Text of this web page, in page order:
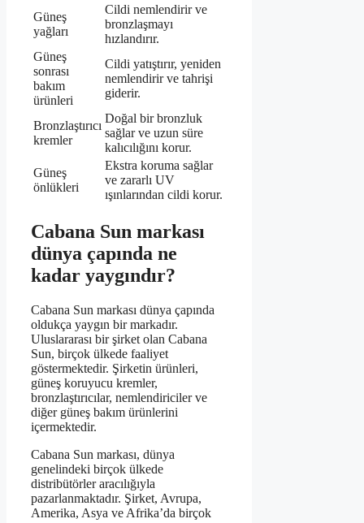
Güneş
yağları
Cildi nemlendirir ve
bronzlaşmayı
hızlandırır.
Güneş
sonrası
bakım
ürünleri
Cildi yatıştırır, yeniden
nemlendirir ve tahrişi
giderir.
Bronzlaştırıcı
kremler
Doğal bir bronzluk
sağlar ve uzun süre
kalıcılığını korur.
Güneş
önlükleri
Ekstra koruma sağlar
ve zararlı UV
ışınlarından cildi korur.
Cabana Sun markası
dünya çapında ne
kadar yaygındır?
Cabana Sun markası dünya çapında
oldukça yaygın bir markadır.
Uluslararası bir şirket olan Cabana
Sun, birçok ülkede faaliyet
göstermektedir. Şirketin ürünleri,
güneş koruyucu kremler,
bronzlaştırıcılar, nemlendiriciler ve
diğer güneş bakım ürünlerini
içermektedir.
Cabana Sun markası, dünya
genelindeki birçok ülkede
distribütörler aracılığıyla
pazarlanmaktadır. Şirket, Avrupa,
Amerika, Asya ve Afrika’da birçok